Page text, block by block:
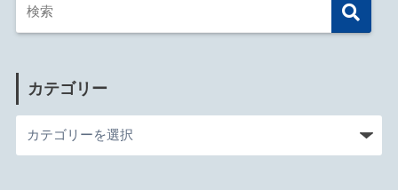
カテゴリー